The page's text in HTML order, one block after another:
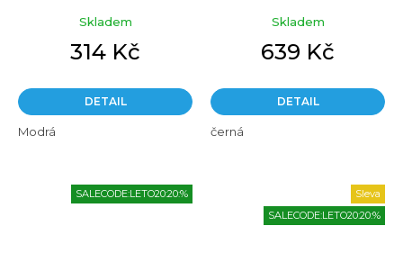
Skladem
314 Kč
DETAIL
Modrá
Skladem
639 Kč
DETAIL
černá
SALECODE:LETO20:20:%
Sleva
SALECODE:LETO20:20:%